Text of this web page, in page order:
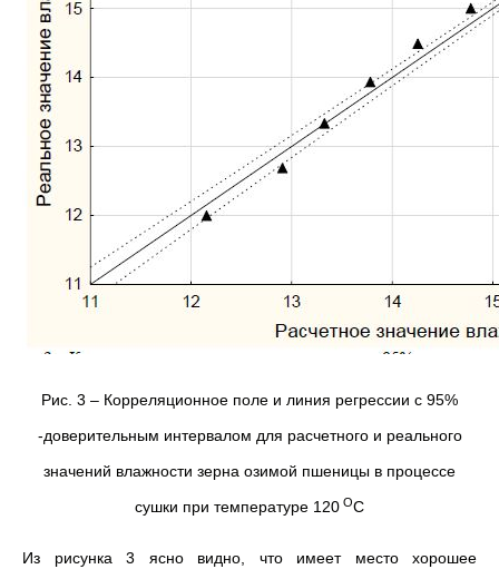
Рис. 3 – Корреляционное поле и линия регрессии с 95%
-доверительным интервалом для расчетного и реального
значений влажности зерна озимой пшеницы в процессе
сушки при температуре 120 ОС
Из рисунка 3 ясно видно, что имеет место хорошее